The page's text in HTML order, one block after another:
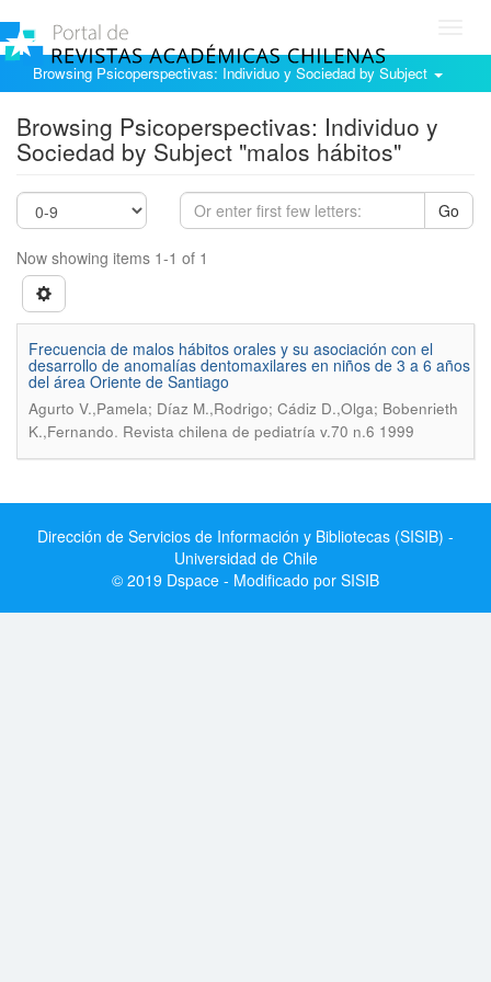
Browsing Psicoperspectivas: Individuo y Sociedad by Subject
Browsing Psicoperspectivas: Individuo y
Sociedad by Subject "malos hábitos"
Go
Now showing items 1-1 of 1
Frecuencia de malos hábitos orales y su asociación con el
desarrollo de anomalías dentomaxilares en niños de 3 a 6 años
del área Oriente de Santiago
Agurto V.,Pamela; Díaz M.,Rodrigo; Cádiz D.,Olga; Bobenrieth
K.,Fernando. Revista chilena de pediatría v.70 n.6 1999
Dirección de Servicios de Información y Bibliotecas (SISIB) -
Universidad de Chile
© 2019 Dspace - Modificado por SISIB